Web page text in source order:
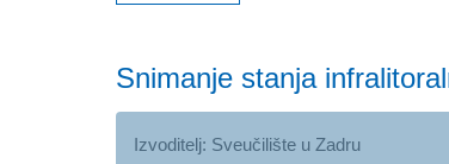
Snimanje stanja
Izvoditelj: Sveučilište u Zadru